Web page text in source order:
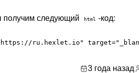
получим следующий html -код:
ru.hexlet.io"
3 года назад